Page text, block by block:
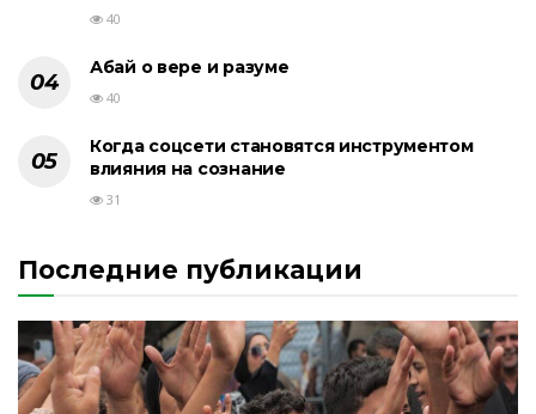
40
Абай о вере и разуме
40
Когда соцсети становятся инструментом
влияния на сознание
31
Последние публикации